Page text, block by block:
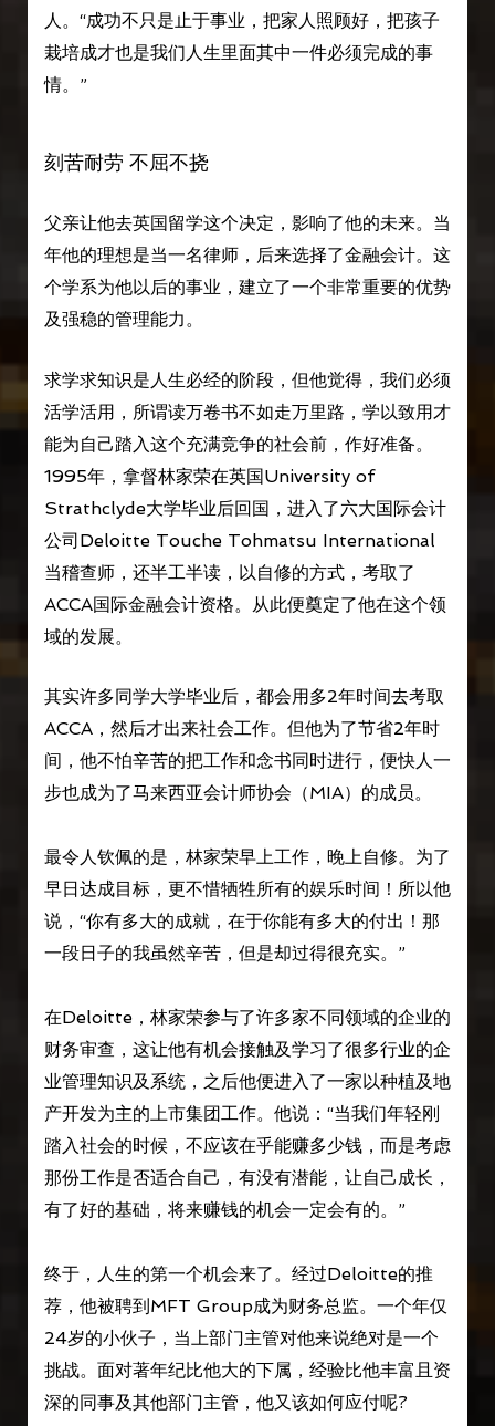
人。“成功不只是止于事业，把家人照顾好，把孩子
栽培成才也是我们人生里面其中一件必须完成的事
情。”
刻苦耐劳 不屈不挠
父亲让他去英国留学这个决定，影响了他的未来。当
年他的理想是当一名律师，后来选择了金融会计。这
个学系为他以后的事业，建立了一个非常重要的优势
及强稳的管理能力。
求学求知识是人生必经的阶段，但他觉得，我们必须
活学活用，所谓读万卷书不如走万里路，学以致用才
能为自己踏入这个充满竞争的社会前，作好准备。
1995年，拿督林家荣在英国University of
Strathclyde大学毕业后回国，进入了六大国际会计
公司Deloitte Touche Tohmatsu International
当稽查师，还半工半读，以自修的方式，考取了
ACCA国际金融会计资格。从此便奠定了他在这个领
域的发展。
其实许多同学大学毕业后，都会用多2年时间去考取
ACCA，然后才出来社会工作。但他为了节省2年时
间，他不怕辛苦的把工作和念书同时进行，便快人一
步也成为了马来西亚会计师协会（MIA）的成员。
最令人钦佩的是，林家荣早上工作，晚上自修。为了
早日达成目标，更不惜牺牲所有的娱乐时间！所以他
说，“你有多大的成就，在于你能有多大的付出！那
一段日子的我虽然辛苦，但是却过得很充实。”
在Deloitte，林家荣参与了许多家不同领域的企业的
财务审查，这让他有机会接触及学习了很多行业的企
业管理知识及系统，之后他便进入了一家以种植及地
产开发为主的上市集团工作。他说：“当我们年轻刚
踏入社会的时候，不应该在乎能赚多少钱，而是考虑
那份工作是否适合自己，有没有潜能，让自己成长，
有了好的基础，将来赚钱的机会一定会有的。”
终于，人生的第一个机会来了。经过Deloitte的推
荐，他被聘到MFT Group成为财务总监。一个年仅
24岁的小伙子，当上部门主管对他来说绝对是一个
挑战。面对著年纪比他大的下属，经验比他丰富且资
深的同事及其他部门主管，他又该如何应付呢?